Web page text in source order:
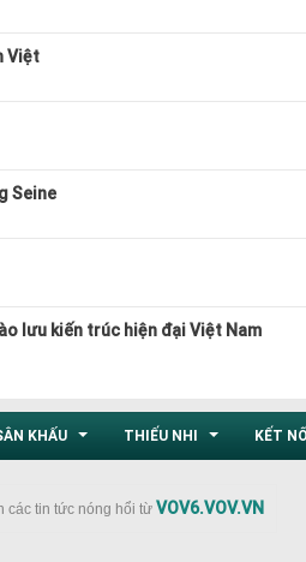
Việt
Seine
lưu kiến trúc hiện đại Việt Nam
KHẤU THIẾU NHI KẾT
các tin tức nóng hổi từ VOV6.VOV.VN